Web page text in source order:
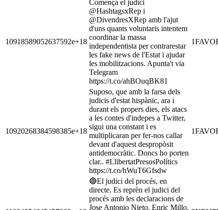
10918589052637592e+18
Comença el judici
@HashtagsxRep i
@DivendresXRep amb l'ajut
d'uns quants voluntaris intentem
coordinar la massa
independentista per contrarestar
les fake news de l'Estat i ajudar
les mobilitzacions. Apunta't via
Telegram
https://t.co/ahBOuqBK81
1
10920268384598385e+18
Suposo, que amb la farsa dels
judicis d'estat hispànic, ara i
durant els propers dies, els atacs
a les contes d'indepes a Twitter,
sigui una constant i es
multiplicaran per fer-nos callar
devant d'aquest despropòsit
antidemocràtic. Doncs ho porten
clar.. #LlibertatPresosPolítics
https://t.co/hWuT6Gfsdw
1
🔴El judici del procés, en
directe. Es reprèn el judici del
procés amb les declaracions de
Jose Antonio Nieto, Enric Millo,